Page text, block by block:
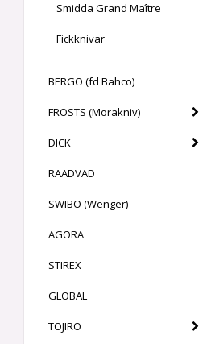
Smidda Grand Maître
Fickknivar
BERGO (fd Bahco)
FROSTS (Morakniv)
DICK
RAADVAD
SWIBO (Wenger)
AGORA
STIREX
GLOBAL
TOJIRO